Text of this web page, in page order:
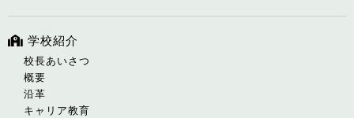
学校紹介
校長あいさつ
概要
沿革
キャリア教育